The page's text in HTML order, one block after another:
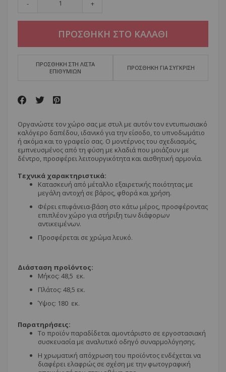
- +
ΠΡΟΣΘΗΚΗ ΣΤΟ ΚΑΛΑΘΙ
ΠΡΟΣΘΗΚΗ ΣΤΗ ΛΙΣΤΑ
ΕΠΙΘΥΜΙΩΝ
ΠΡΟΣΘΗΚΗ ΓΙΑ ΣΥΓΚΡΙΣΗ
Οργανώστε τον χώρο σας με στυλ με αυτόν τον εντυπωσιακό
καλόγερο δαπέδου, ιδανικό για την είσοδο, το υπνοδωμάτιο
ή ακόμα και το γραφείο σας. Ο μοντέρνος του σχεδιασμός,
εμπνευσμένος από τη φύση με κλαδιά που μοιάζουν με
δέντρο, προσφέρει λειτουργικότητα και αισθητική αρμονία.
Τεχνικά χαρακτηριστικά:
Κατασκευή από μέταλλο εξαιρετικής ποιότητας με
μεγάλη αντοχή σε βάρος, φθορά και χρήση.
Φέρει επιφάνεια-βάση στο κάτω μέρος, προσφέροντας
επιπλέον χώρο για στήριξη των διάφορων
αντικειμένων.
Προσφέρεται σε χρώμα λευκό.
Διάσταση προϊόντος:
Μήκος: 48,5 εκ.
Πλάτος: 48,5 εκ.
Ύψος: 180 εκ.
Παρατηρήσεις:
Το προϊόν παραδίδεται αμοντάριστο σε εργοστασιακή
συσκευασία με αναλυτικό οδηγό συναρμολόγησης.
Η χρωματική απόχρωση του προϊόντος ενδέχεται να
διαφέρει ελαφρώς σε σχέση με την φωτογραφική